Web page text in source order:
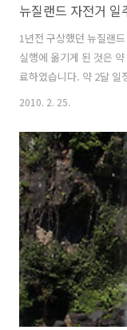
뉴질랜드 자전거
1년전 구상했던 뉴질랜
실행에 옮기게 된 것은
료하였습니다. 약 2달 일
주할 예정입니다. 자전거
였으니 본격적으로 떠날
자전거 여행이 마무리
니다.
2010. 2. 25.